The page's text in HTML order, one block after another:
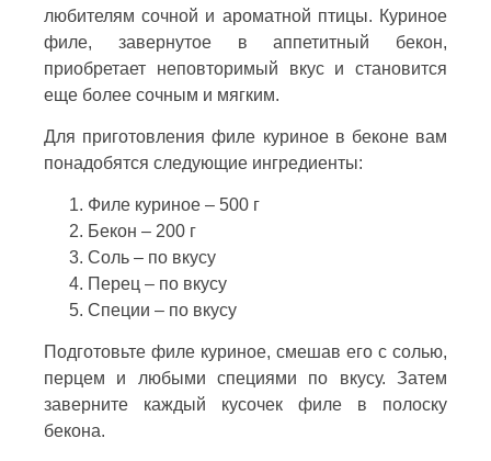
любителям сочной и ароматной птицы. Куриное
филе, завернутое в аппетитный бекон,
приобретает неповторимый вкус и становится
еще более сочным и мягким.
Для приготовления филе куриное в беконе вам
понадобятся следующие ингредиенты:
Филе куриное – 500 г
Бекон – 200 г
Соль – по вкусу
Перец – по вкусу
Специи – по вкусу
Подготовьте филе куриное, смешав его с солью,
перцем и любыми специями по вкусу. Затем
заверните каждый кусочек филе в полоску
бекона.